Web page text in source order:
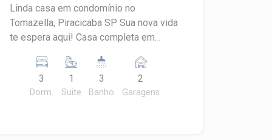
Linda casa em condomínio no
Tomazella, Piracicaba SP Sua nova vida
te espera aqui! Casa completa em
pra família toda. Destaques: 2 vagas de
garagem cobertas 3 dormitórios, sendo
1 suíte com armários planejados
3
Dorm.
1
Suite
3
Banho
2
Garagens